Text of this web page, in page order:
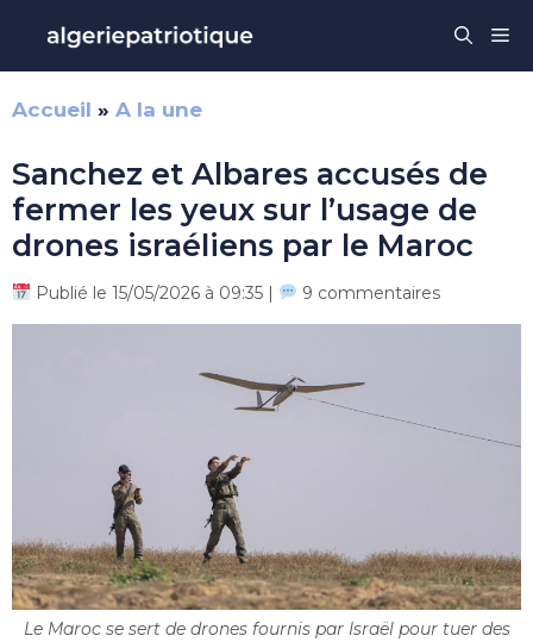
contenu
Accueil » A la une
Sanchez et Albares accusés de
fermer les yeux sur l’usage de
drones israéliens par le Maroc
Publié le 15/05/2026 à 09:35 | 9 commentaires
Le Maroc se sert de drones fournis par Israël pour tuer des